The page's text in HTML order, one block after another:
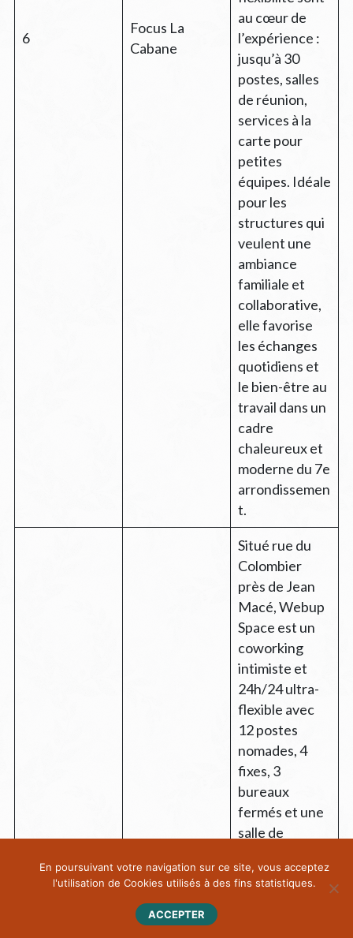
6
Focus La
Cabane
au cœur de
l’expérience :
jusqu’à 30
postes, salles
de réunion,
services à la
carte pour
petites
équipes. Idéale
pour les
structures qui
veulent une
ambiance
familiale et
collaborative,
elle favorise
les échanges
quotidiens et
le bien-être au
travail dans un
cadre
chaleureux et
moderne du 7e
arrondissemen
t.
Situé rue du
Colombier
près de Jean
Macé, Webup
Space est un
coworking
intimiste et
24h/24 ultra-
flexible avec
12 postes
nomades, 4
fixes, 3
bureaux
fermés et une
salle de
Parfait pour
les freelances
En poursuivant votre navigation sur ce site, vous acceptez
l'utilisation de Cookies utilisés à des fins statistiques.
ACCEPTER